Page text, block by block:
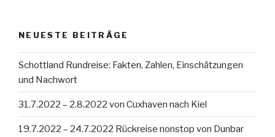
NEUESTE BEITRÄGE
Schottland Rundreise: Fakten, Zahlen, Einschätzungen
und Nachwort
31.7.2022 – 2.8.2022 von Cuxhaven nach Kiel
19.7.2022 – 24.7.2022 Rückreise nonstop von Dunbar